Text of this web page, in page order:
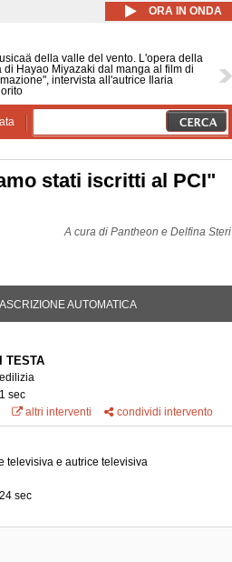
ORA IN ONDA
della valle del vento. L'opera della
di Hayao Miyazaki dal manga al film di
intervista all'autrice Ilaria
stati iscritti al PCI"
A cura di Pantheon e Delfina Steri
ATTIVA)AUTOMATICA
TESTA
sec
altri interventi
condividi intervento
televisiva e autrice televisiva
sec